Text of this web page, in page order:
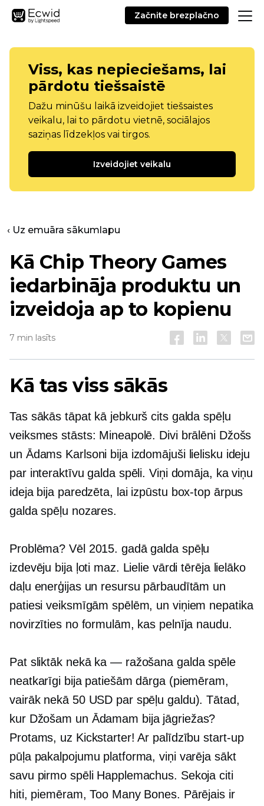
Začnite brezplačno
Viss, kas nepieciešams, lai
pārdotu tiešsaistē
Dažu minūšu laikā izveidojiet tiešsaistes
veikalu, lai to pārdotu vietnē, sociālajos
saziņas līdzekļos vai tirgos.
Izveidojiet veikalu
‹ Uz emuāra sākumlapu
Kā Chip Theory Games
iedarbināja produktu un
izveidoja ap to kopienu
7 min lasīts
Kā tas viss sākās
Tas sākās tāpat kā jebkurš cits galda spēļu
veiksmes stāsts: Mineapolē. Divi brālēni Džošs
un Ādams Karlsoni bija izdomājuši lielisku ideju
par interaktīvu galda spēli. Viņi domāja, ka viņu
ideja bija paredzēta, lai izpūstu box-topārpus
galda spēļu nozares.
Problēma? Vēl 2015. gadā galda spēļu
izdevēju bija ļoti maz. Lielie vārdi tērēja lielāko
daļu enerģijas un resursu pārbaudītām un
patiesi veiksmīgām spēlēm, un viņiem nepatika
novirzīties no formulām, kas pelnīja naudu.
Pat sliktāk nekā ka — ražošana galda spēle
neatkarīgi bija patiešām dārga (piemēram,
vairāk nekā 50 USD par spēļu galdu). Tātad,
kur Džošam un Ādamam bija jāgriežas?
Protams, uz Kickstarter! Ar palīdzībustart-up
pūļa pakalpojumu platforma, viņi varēja sākt
savu pirmo spēli Happlemachus. Sekoja citi
hiti, piemēram, Too Many Bones. Pārējais ir